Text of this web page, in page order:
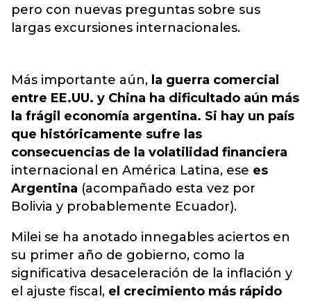
pero con nuevas preguntas sobre sus
largas excursiones internacionales.
Más importante aún, la guerra comercial
entre EE.UU. y China ha dificultado aún más
la frágil economía argentina. Si hay un país
que históricamente sufre las
consecuencias de la volatilidad financiera
internacional en América Latina, ese es
Argentina (acompañado esta vez por
Bolivia y probablemente Ecuador).
Milei se ha anotado innegables aciertos en
su primer año de gobierno, como la
significativa desaceleración de la inflación y
el ajuste fiscal, el crecimiento más rápido